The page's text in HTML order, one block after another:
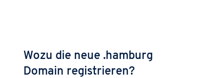
Wozu die neue .hamburg
Domain registrieren?